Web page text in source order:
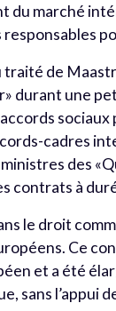
du marché
de
durant une
cadres
des
contrats à
le droit
Ce
et a été
sans l’appui